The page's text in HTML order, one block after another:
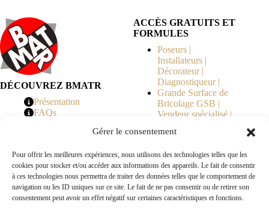
Gérer le consentement
Pour offrir les meilleures expériences, nous utilisons des technologies telles que les
cookies pour stocker et/ou accéder aux informations des appareils. Le fait de consentir
à ces technologies nous permettra de traiter des données telles que le comportement de
navigation ou les ID uniques sur ce site. Le fait de ne pas consentir ou de retirer son
consentement peut avoir un effet négatif sur certaines caractéristiques et fonctions.
DÉCOUVREZ BMATR
Présentation
FAQs
ACCÈS GRATUITS ET
FORMULES
Poseurs |
Installateurs |
Décorateur |
Diagnostiqueur |
Grande Surface de
Bricolage GSB |
Vendeur spécialisé |
Copropriété | MOE |
en Travaux |
Fabricants | Marque |
© 2026 BMATR® — Tous droits réservés.